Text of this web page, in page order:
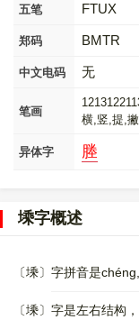
五笔 FTUX
郑码 BMTR
中文电码 无
笔画
横,竖,提,
异体字 塍
塖字概述
〔塖〕字拼音是
〔塖〕字是左右结构